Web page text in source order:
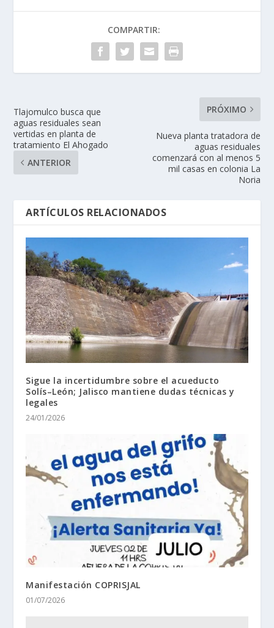
COMPARTIR:
Tlajomulco busca que
aguas residuales sean
vertidas en planta de
tratamiento El Ahogado
ANTERIOR
PRÓXIMO
Nueva planta tratadora de
aguas residuales
comenzará con al menos 5
mil casas en colonia La
Noria
ARTÍCULOS RELACIONADOS
Sigue la incertidumbre sobre el acueducto
Solís–León; Jalisco mantiene dudas técnicas y
legales
24/01/2026
Manifestación COPRISJAL
01/07/2026